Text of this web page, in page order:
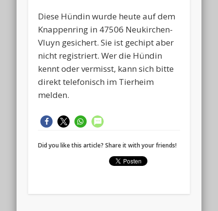
Diese Hündin wurde heute auf dem
Knappenring in 47506 Neukirchen-
Vluyn gesichert. Sie ist gechipt aber
nicht registriert. Wer die Hündin
kennt oder vermisst, kann sich bitte
direkt telefonisch im Tierheim
melden.
Did you like this article? Share it with your friends!